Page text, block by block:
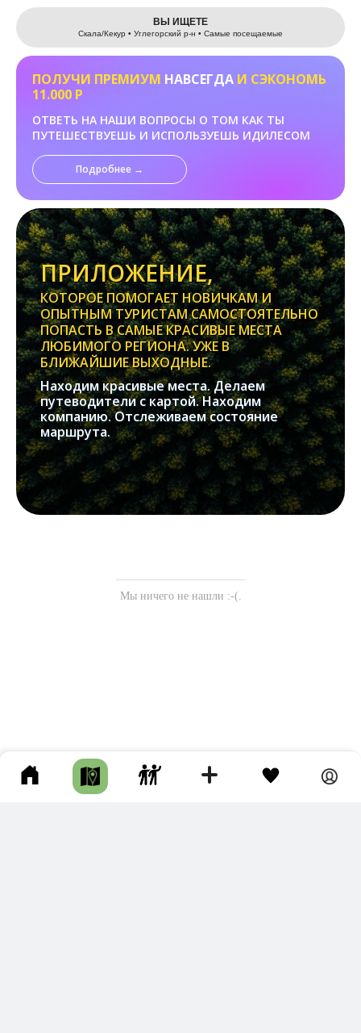
Leaflet
ВЫ ИЩЕТЕ
Скала/Кекур • Углегорский р-н • Самые посещаемые
ПОЛУЧИ ПРЕМИУМ НАВСЕГДА И СЭКОНОМЬ
11.000 Р
ОТВЕТЬ НА НАШИ ВОПРОСЫ О ТОМ КАК ТЫ
ПУТЕШЕСТВУЕШЬ И ИСПОЛЬЗУЕШЬ ИДИЛЕСОМ
Подробнее →
ПРИЛОЖЕНИЕ,
КОТОРОЕ ПОМОГАЕТ НОВИЧКАМ И
ОПЫТНЫМ ТУРИСТАМ САМОСТОЯТЕЛЬНО
ПОПАСТЬ В САМЫЕ КРАСИВЫЕ МЕСТА
ЛЮБИМОГО РЕГИОНА. УЖЕ В
БЛИЖАЙШИЕ ВЫХОДНЫЕ.
Находим красивые места. Делаем
путеводители с картой. Находим
компанию. Отслеживаем состояние
маршрута.
Мы ничего не нашли :-(.